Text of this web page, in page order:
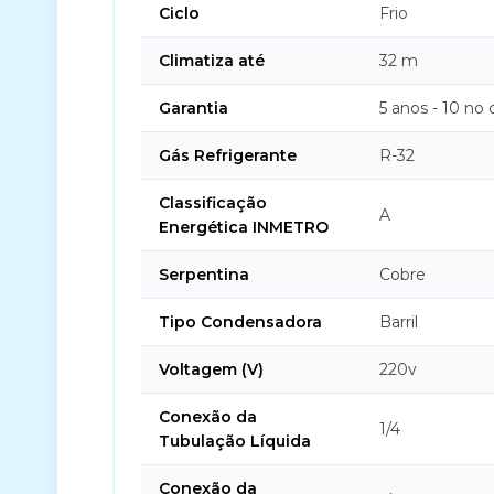
Ciclo Frio
Climatiza até 32 m
Garantia 5 anos - 10 no
Gás Refrigerante R-32
Classificação
Energética INMETRO
A
Serpentina Cobre
Tipo Condensadora Barril
Voltagem (V) 220v
Conexão da
Tubulação Líquida
1/4
Conexão da